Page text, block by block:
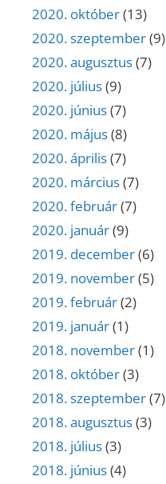
2020. október(13)
2020. szeptember(9)
2020. augusztus(7)
2020. július(9)
2020. június(7)
2020. május(8)
2020. április(7)
2020. március(7)
2020. február(7)
2020. január(9)
2019. december(6)
2019. november(5)
2019. február(2)
2019. január(1)
2018. november(1)
2018. október(3)
2018. szeptember(7)
2018. augusztus(3)
2018. július(3)
2018. június(4)